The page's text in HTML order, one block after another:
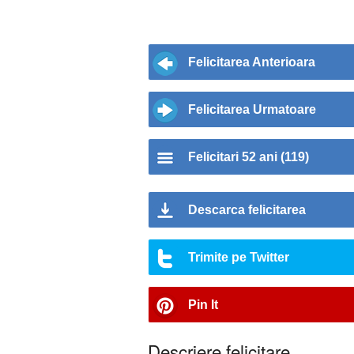
Felicitarea Anterioara
Felicitarea Urmatoare
Felicitari 52 ani (119)
Descarca felicitarea
Trimite pe Twitter
Pin It